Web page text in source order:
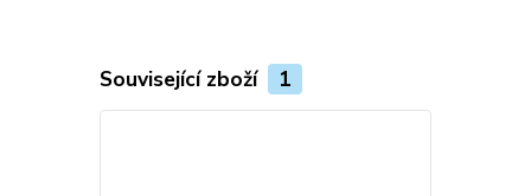
Související zboží 1